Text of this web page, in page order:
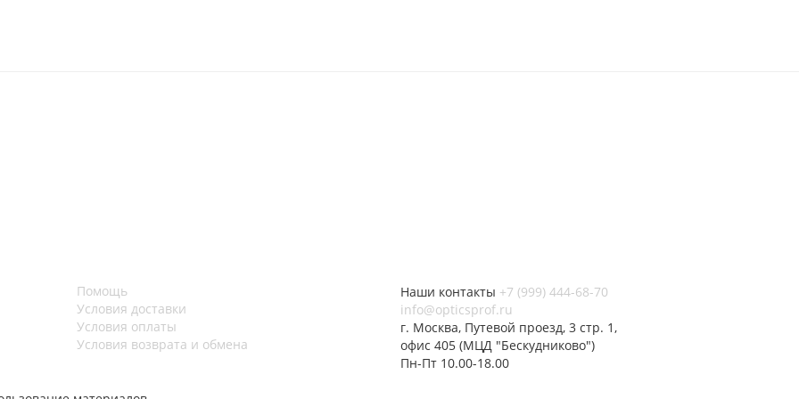
Помощь
Условия доставки
Условия оплаты
Условия возврата и обмена
Наши контакты +7 (999) 444-68-70
info@opticsprof.ru
г. Москва, Путевой проезд, 3 стр. 1,
офис 405 (МЦД "Бескудниково")
Пн-Пт 10.00-18.00